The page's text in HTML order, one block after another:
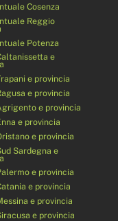
Cosenza
Reggio
Potenza
e
e provincia
e provincia
e provincia
e provincia
e provincia
Sardegna e
e provincia
e provincia
e provincia
e provincia